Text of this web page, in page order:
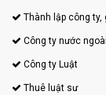
Thành lập công ty,
Công ty nước ngoài
Công ty Luật
Thuê luật sư